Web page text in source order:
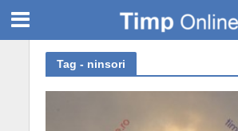
Tag - ninsori